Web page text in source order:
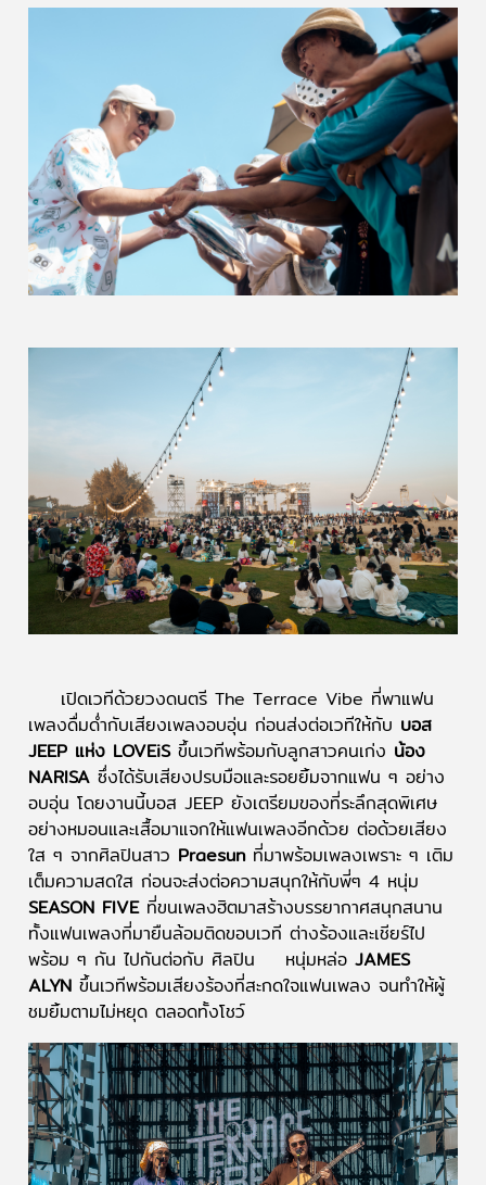
เปิดเวทีด้วยวงดนตรี The Terrace Vibe ที่พาแฟน
เพลงดื่มด่ำกับเสียงเพลงอบอุ่น ก่อนส่งต่อเวทีให้กับ บอส
JEEP แห่ง LOVEiSขึ้นเวทีพร้อมกับลูกสาวคนเก่ง น้อง
NARISAซึ่งได้รับเสียงปรบมือและรอยยิ้มจากแฟน ๆ อย่าง
อบอุ่น โดยงานนี้บอส JEEP ยังเตรียมของที่ระลึกสุดพิเศษ
อย่างหมอนและเสื้อมาแจกให้แฟนเพลงอีกด้วย ต่อด้วยเสียง
ใส ๆ จากศิลปินสาว Praesunที่มาพร้อมเพลงเพราะ ๆ เติม
เต็มความสดใส ก่อนจะส่งต่อความสนุกให้กับพี่ๆ 4 หนุ่ม
SEASON FIVEที่ขนเพลงฮิตมาสร้างบรรยากาศสนุกสนาน
ทั้งแฟนเพลงที่มายืนล้อมติดขอบเวที ต่างร้องและเชียร์ไป
พร้อม ๆ กัน ไปกันต่อกับ ศิลปิน หนุ่มหล่อ JAMES
ALYN ขึ้นเวทีพร้อมเสียงร้องที่สะกดใจแฟนเพลง จนทำให้ผู้
ชมยิ้มตามไม่หยุด ตลอดทั้งโชว์